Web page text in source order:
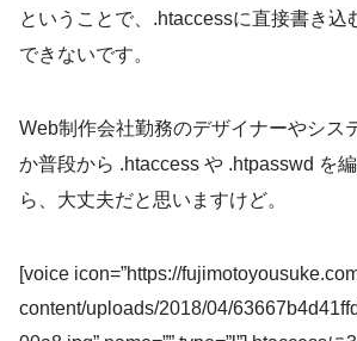
ということで、.htaccessに直接書き込
できないです。
Web制作会社勤務のデザイナーやシス
か普段から .htaccess や .htpasswd を
ら、大丈夫だと思いますけど。
[voice icon=”https://
content/uploads/2018/04/